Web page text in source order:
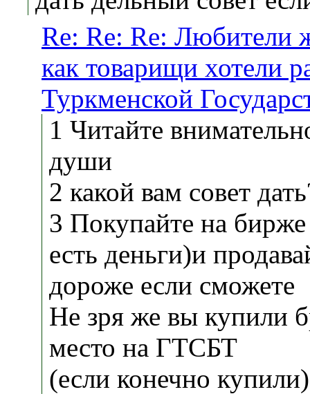
Re: Re: Re: Любители
как товарищи хотели
Туркменской
1 Читайте
души
2 какой вам совет
3 Покупайте на бирже
есть деньги)и
дороже если сможете
Не зря же вы купили
место на ГТСБТ
(если конечно купили)